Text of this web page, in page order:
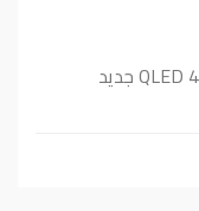
تلفزيون 75 بوصة QLED 4K HDR + Google TV جديد